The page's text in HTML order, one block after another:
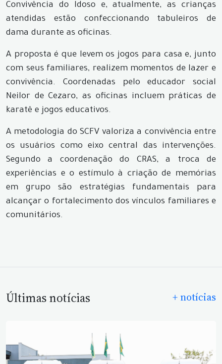
Convivência do Idoso e, atualmente, as crianças
atendidas estão confeccionando tabuleiros de
dama durante as oficinas.
A proposta é que levem os jogos para casa e, junto
com seus familiares, realizem momentos de lazer e
convivência. Coordenadas pelo educador social
Neilor de Cezaro, as oficinas incluem práticas de
karatê e jogos educativos.
A metodologia do SCFV valoriza a convivência entre
os usuários como eixo central das intervenções.
Segundo a coordenação do CRAS, a troca de
experiências e o estímulo à criação de memórias
em grupo são estratégias fundamentais para
alcançar o fortalecimento dos vínculos familiares e
comunitários.
Últimas notícias + notícias